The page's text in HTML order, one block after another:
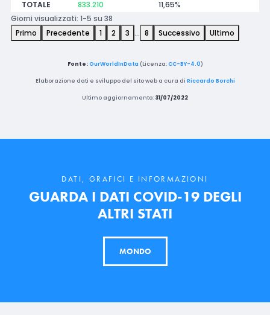
TOTALE 833.210
11,65%
Giorni visualizzati: 1-5 su 38
Primo
Precedente 1 2 3 … 8 Successivo Ultimo
Fonte: OurWorldInData (Licenza:CC-BY-4.0)
Elaborazione dati e sviluppo del sito web a cura di Riccardo Borchi
Ultimo aggiornamento: 31/07/2022
DATI, GRAFICI E INFORMAZIONI
GUARDA I DATI COVID-19 DEGLI
ALTRI STATI
MONDO